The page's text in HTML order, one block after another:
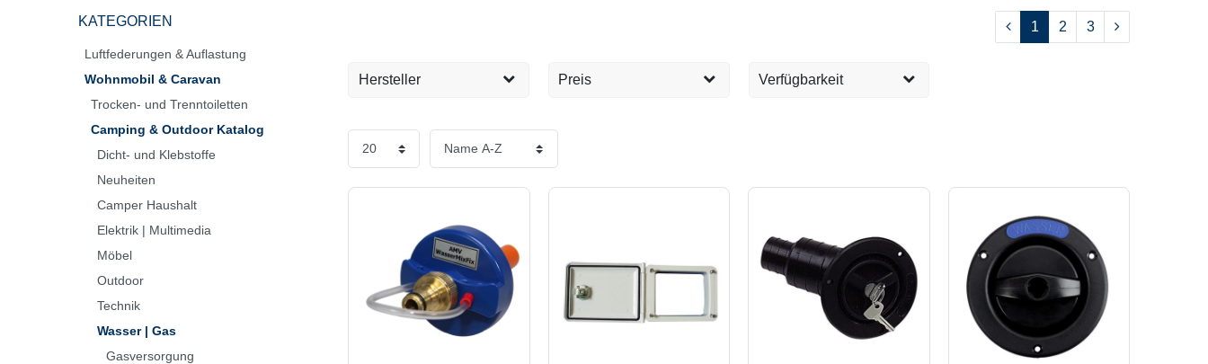
KATEGORIEN
Luftfederungen & Auflastung
Wohnmobil & Caravan
Trocken- und Trenntoiletten
Camping & Outdoor Katalog
Dicht- und Klebstoffe
Neuheiten
Camper Haushalt
Elektrik | Multimedia
Möbel
Outdoor
Technik
Wasser | Gas
Gasversorgung
1 2 3
Hersteller
Fawo 8
HEOSolution
Safe-Tec
Preis Verfügbarkeit
Lieferzeit 2 Monate oder
länger